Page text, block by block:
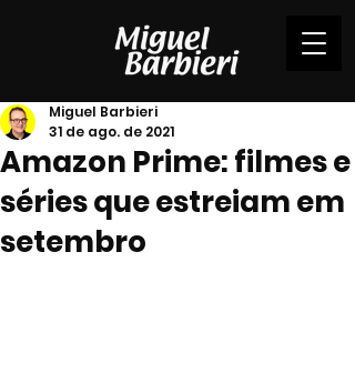
Amazon Prime: filmes e
séries que estreiam em
setembro
Miguel Barbieri
31 de ago. de 2021